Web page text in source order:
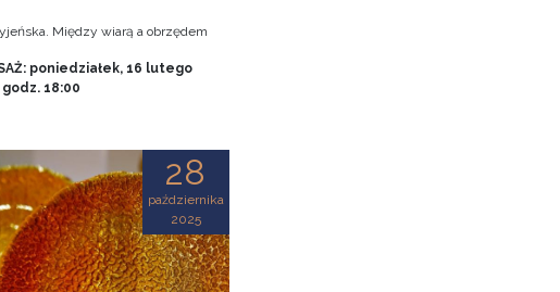
Między wiarą a obrzędem
poniedziałek, 16 lutego
godz. 18:00
28
października
2025